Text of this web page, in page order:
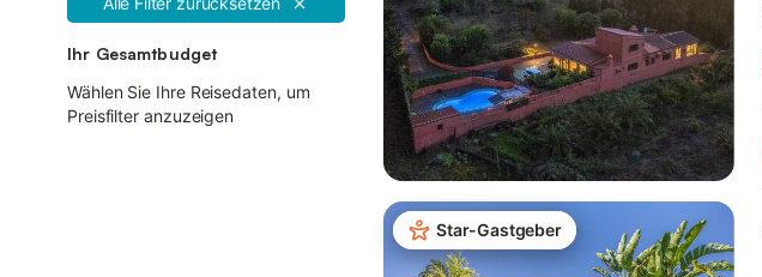
Ihr Gesamtbudget
Wählen Sie Ihre Reisedaten, um
Preisfilter anzuzeigen
Star-Gastgeber